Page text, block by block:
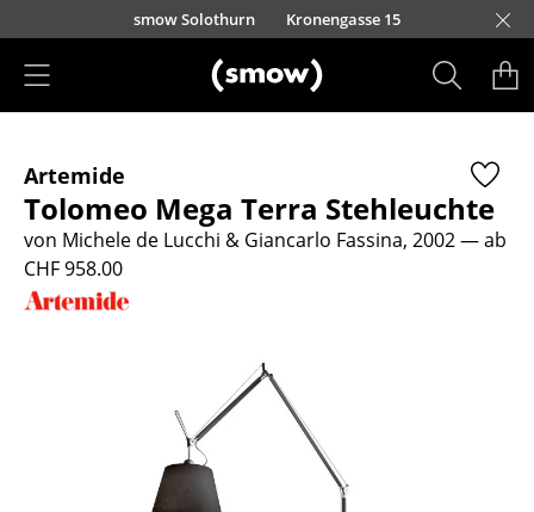
Direkt zum Inhaltsmow Solothurn Kronengasse 15
Sitzmöbel
Esszimmerstühle
Sofas
Freischwinger
Artemide
Tolomeo Mega Terra Stehleuchte
von Michele de Lucchi & Giancarlo Fassina, 2002— ab
CHF 958.00